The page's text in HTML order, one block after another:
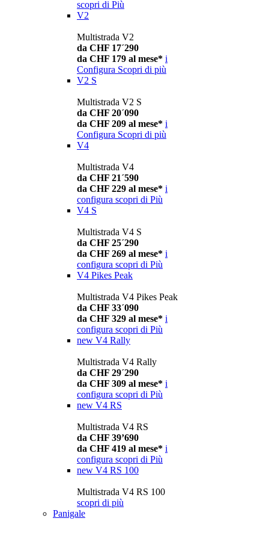
scopri di Più
V2
Multistrada V2
da CHF 17´290
da CHF 179 al mese* i
Configura Scopri di più
V2 S
Multistrada V2 S
da CHF 20´090
da CHF 209 al mese* i
Configura Scopri di più
V4
Multistrada V4
da CHF 21´590
da CHF 229 al mese* i
configura scopri di Più
V4 S
Multistrada V4 S
da CHF 25´290
da CHF 269 al mese* i
configura scopri di Più
V4 Pikes Peak
Multistrada V4 Pikes Peak
da CHF 33´090
da CHF 329 al mese* i
configura scopri di Più
new V4 Rally
Multistrada V4 Rally
da CHF 29´290
da CHF 309 al mese* i
configura scopri di Più
new V4 RS
Multistrada V4 RS
da CHF 39’690
da CHF 419 al mese* i
configura scopri di Più
new V4 RS 100
Multistrada V4 RS 100
scopri di più
Panigale